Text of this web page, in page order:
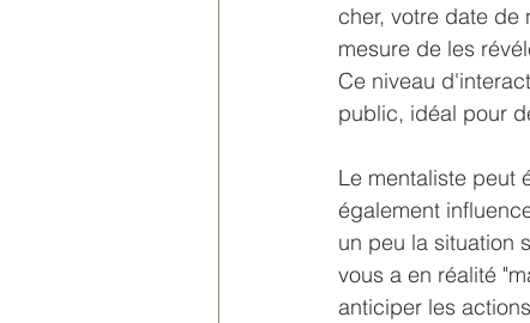
cher, votre date de
mesure de les
Ce niveau
public, idéal pour
Le mentaliste peut
également
un peu la situation
vous a en réalité
anticiper les